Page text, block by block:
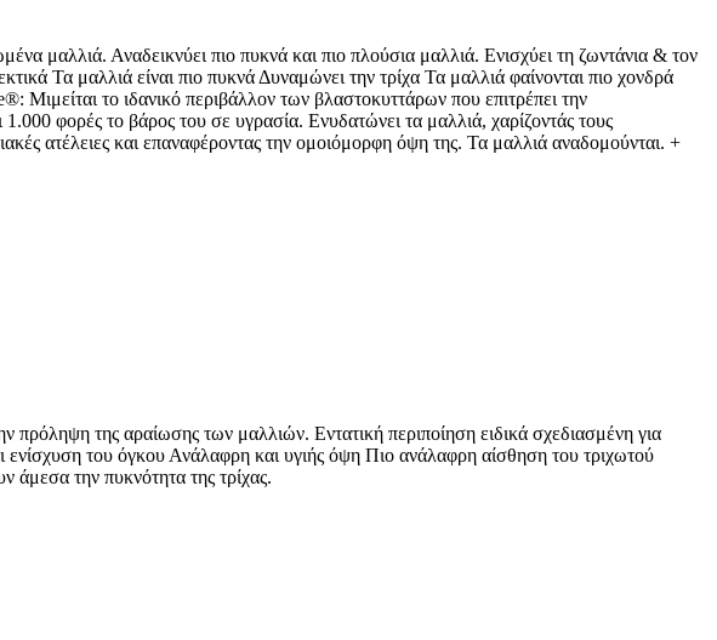
μαλλιά. Αναδεικνύει πιο πυκνά και πιο πλούσια μαλλιά. Ενισχύει τη ζωντάνια & τον
Τα μαλλιά είναι πιο πυκνά Δυναμώνει την τρίχα Τα μαλλιά φαίνονται πιο χονδρά
Μιμείται το ιδανικό περιβάλλον των βλαστοκυττάρων που επιτρέπει την
φορές το βάρος του σε υγρασία. Ενυδατώνει τα μαλλιά, χαρίζοντάς τους
ατέλειες και επαναφέροντας την ομοιόμορφη όψη της. Τα μαλλιά αναδομούνται. +
της αραίωσης των μαλλιών. Εντατική περιποίηση ειδικά σχεδιασμένη για
ενίσχυση του όγκου Ανάλαφρη και υγιής όψη Πιο ανάλαφρη αίσθηση του τριχωτού
άμεσα την πυκνότητα της τρίχας.